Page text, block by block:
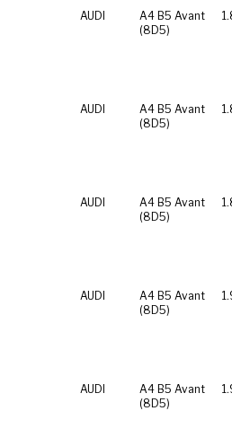
AUDI
A4 B5 Avant
(8D5)
AUDI
A4 B5 Avant
(8D5)
AUDI
A4 B5 Avant
(8D5)
AUDI
A4 B5 Avant
(8D5)
AUDI
A4 B5 Avant
(8D5)